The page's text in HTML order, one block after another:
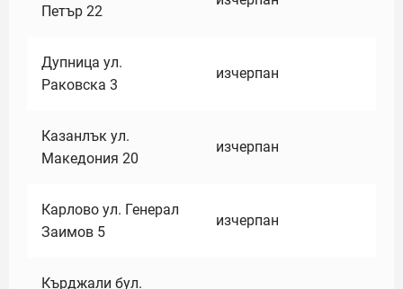
Петър 22
Дупница ул.
Раковска 3
изчерпан
Казанлък ул.
Македония 20
изчерпан
Карлово ул. Генерал
Заимов 5
изчерпан
Кърджали бул.